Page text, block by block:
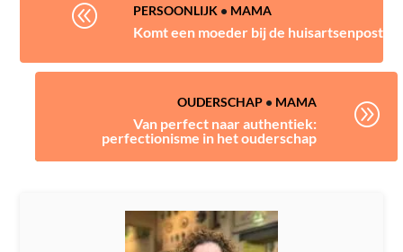
@ PERSOONLIJK• MAMA
Komt een moeder bij de huisartsenpost
OUDERSCHAP• MAMA
Van perfect naar authentiek:
perfectionisme in het ouderschap
A